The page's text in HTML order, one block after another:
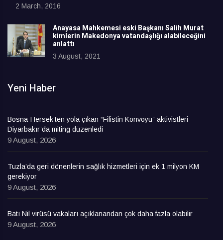
2 March, 2016
Anayasa Mahkemesi eski Başkanı Salih Murat
kimlerin Makedonya vatandaşlığı alabileceğini
anlattı
3 August, 2021
Yeni Haber
Bosna-Hersek’ten yola çıkan “Filistin Konvoyu” aktivistleri
Diyarbakır’da miting düzenledi
9 August, 2026
Tuzla’da geri dönenlerin sağlık hizmetleri için ek 1 milyon KM
gerekiyor
9 August, 2026
Batı Nil virüsü vakaları açıklanandan çok daha fazla olabilir
9 August, 2026